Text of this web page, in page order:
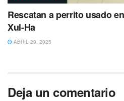
Rescatan a perrito usado
Xul-Ha
ABRIL 29, 2025
Deja un comentario